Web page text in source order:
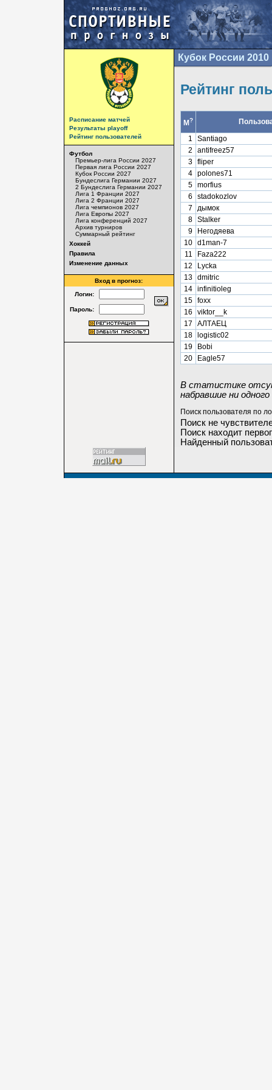
Расписание матчей
Результаты playoff
Рейтинг пользователей
Футбол
Премьер-лига России 2027
Первая лига России 2027
Кубок России 2027
Бундеслига Германии 2027
2 Бундеслига Германии 2027
Лига 1 Франции 2027
Лига 2 Франции 2027
Лига чемпионов 2027
Лига Европы 2027
Лига конференций 2027
Архив турниров
Суммарный рейтинг
Хоккей
Правила
Изменение данных
Вход в прогноз:
Логин:
Пароль:
Кубок России 2010
Рейтинг
М?
1
Santiago
2
antifreez57
3 fliper
4 polones71
5 morfius
6
stadokozlov
7
дымок
8 Stalker
9
Негодяева
10 d1man-7
11
Faza222
12
Lycka
13 dmitric
14 infinitioleg
15 foxx
16
viktor__k
17
АЛТАЕЦ
18
logistic02
19
Bobi
20
Eagle57
В статистике
набравшие ни одного
Поиск пользователя по
Поиск не
Поиск находит
Найденный